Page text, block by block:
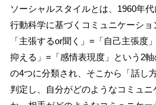
ソーシャルスタイルとは、1960年
行動科学に基づくコミュニケーショ
「主張するor聞く」=「自己主張度
抑える」=「感情表現度」という2
の4つに分類され、そこから「話し
判定し、自分がどのようなコミュ